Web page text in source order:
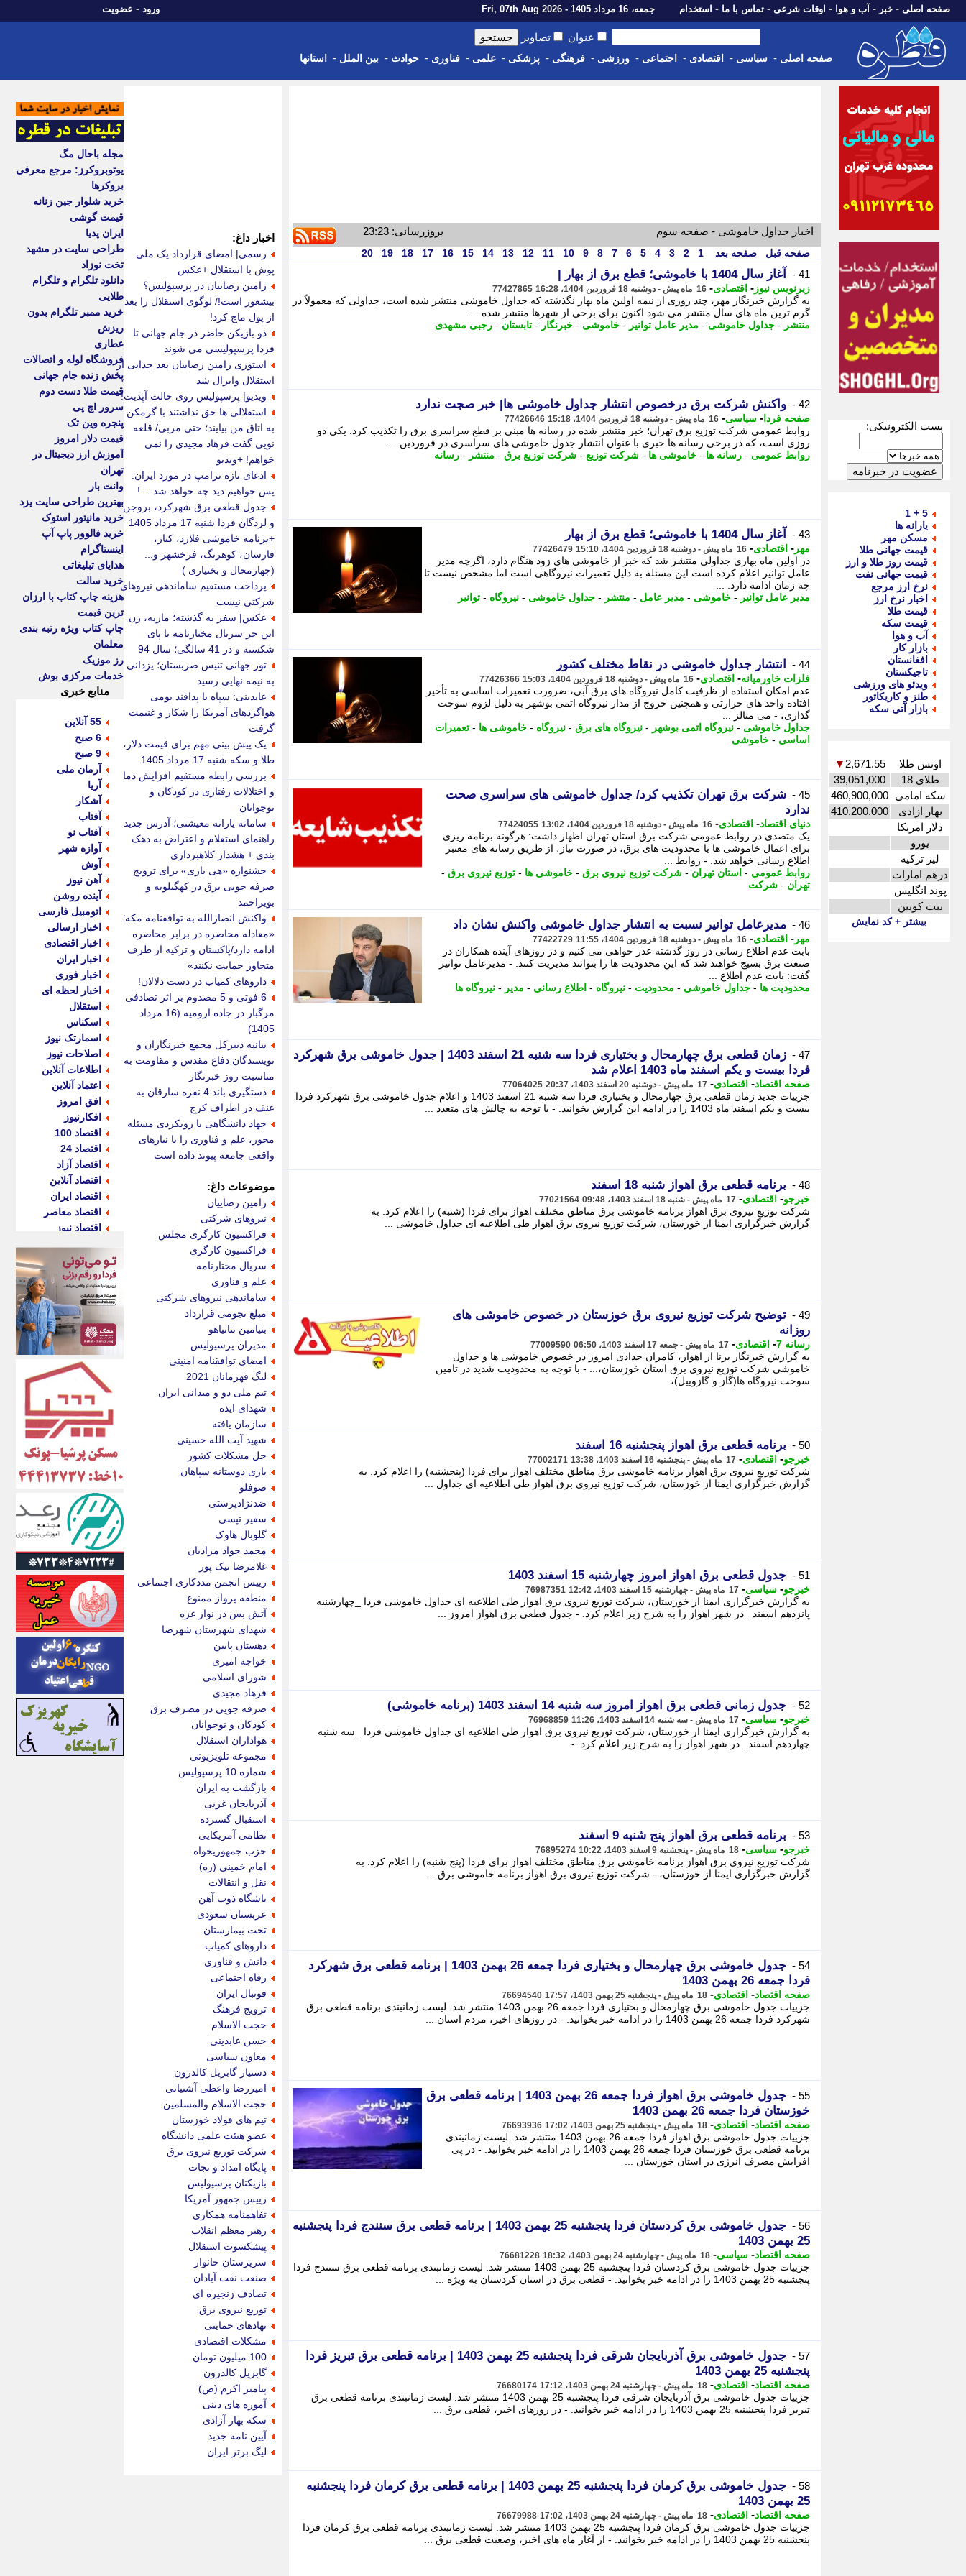
صفحه اصلی - خبر - آب و هوا - اوقات شرعی - تماس با ما - استخدام جمعه، 16 مرداد 1405 - Fri, 07th Aug 2026 ورود - عضویت
عنوان تصاویر
صفحه اصلی - سیاسی - اقتصادی - اجتماعی - ورزشی - فرهنگی - پزشکی - علمی - فناوری - حوادث - بین الملل - استانها
پست الکترونیکی:
5 + 1
یارانه ها
مسکن مهر
قیمت جهانی طلا
قیمت روز طلا و ارز
قیمت جهانی نفت
نرخ ارز مرجع
اخبار نرخ ارز
قیمت طلا
قیمت سکه
آب و هوا
بازار کار
افغانستان
تاجیکستان
ویدئو های ورزشی
طنز و کاریکاتور
بازار آتی سکه
اونس طلا 2,671.55
▼
طلای 18
39,051,000
سکه امامی 460,900,000
بهار ازادی
410,200,000
دلار امریکا
یورو
لیر ترکیه
درهم امارات
پوند انگلیس
بیت کویین
بیشتر + کد نمایش
اخبار جداول خاموشی - صفحه سوم بروزرسانی: 23:23
صفحه قبل صفحه بعد 1
2
3
4
5
6
7
8
9
10
11
12
13
14
15
16
17
18
19
20
41 - آغاز سال 1404 با خاموشی؛ قطع برق از بهار |
زیرنویس نیوز - اقتصادی- 16 ماه پیش - دوشنبه 18 فروردین 1404، 16:28 77427865
به گزارش خبرنگار مهر، چند روزی از نیمه اولین ماه بهار نگذشته که جداول خاموشی منتشر شده است، جداولی که معمولاً در
گرم ترین ماه های سال منتشر می شود اکنون برای برخی از شهرها منتشر شده ...
منتشر - جداول خاموشی - مدیر عامل توانیر - خاموشی - خبرنگار - تابستان - رجبی مشهدی
42 - واکنش شرکت برق درخصوص انتشار جداول خاموشی ها| خبر صجت ندارد
صفحه فردا - سیاسی- 16 ماه پیش - دوشنبه 18 فروردین 1404، 15:18 77426646
روابط عمومی شرکت توزیع برق تهران؛ خبر منتشر شده در رسانه ها مبنی بر قطع سراسری برق را تکذیب کرد. یکی دو
روزی است، که در برخی رسانه ها خبری با عنوان انتشار جدول خاموشی های سراسری در فروردین ...
روابط عمومی - رسانه ها - خاموشی ها - شرکت توزیع - شرکت توزیع برق - منتشر - رسانه
43 - آغاز سال 1404 با خاموشی؛ قطع برق از بهار
مهر - اقتصادی- 16 ماه پیش - دوشنبه 18 فروردین 1404، 15:10 77426479
در اولین ماه بهاری جداولی منتشر شد که خبر از خاموشی های زود هنگام دارد، اگرچه مدیر
عامل توانیر اعلام کرده است این مسئله به دلیل تعمیرات نیروگاهی است اما مشخص نیست تا
چه زمان ادامه دارد. ...
مدیر عامل توانیر - خاموشی - مدیر عامل - منتشر - جداول خاموشی - نیروگاه - توانیر
44 - انتشار جداول خاموشی در نقاط مختلف کشور
فلزات خاورمیانه- اقتصادی- 16 ماه پیش - دوشنبه 18 فروردین 1404، 15:03 77426366
عدم امکان استفاده از ظرفیت کامل نیروگاه های برق آبی، ضرورت تعمیرات اساسی به تأخیر
افتاده واحد های حرارتی و همچنین خروج از مدار نیروگاه اتمی بوشهر به دلیل لزوم سوخت
گذاری، - می متالز ...
جداول خاموشی - نیروگاه اتمی بوشهر - نیروگاه های برق - نیروگاه - خاموشی ها - تعمیرات
اساسی - خاموشی
45 -
شرکت برق تهران تکذیب کرد/ جداول خاموشی های سراسری صحت
ندارد
دنیای اقتصاد- اقتصادی- 16 ماه پیش - دوشنبه 18 فروردین 1404، 13:02 77424055
یک متصدی در روابط عمومی شرکت برق استان تهران اظهار داشت: هرگونه برنامه ریزی
برای اعمال خاموشی ها یا محدودیت های برق، در صورت نیاز، از طریق رسانه های معتبر
اطلاع رسانی خواهد شد. - روابط ...
روابط عمومی - استان تهران - شرکت توزیع نیروی برق - خاموشی ها - توزیع نیروی برق -
تهران - شرکت
46 - مدیرعامل توانیر نسبت به انتشار جداول خاموشی واکنش نشان داد
مهر - اقتصادی- 16 ماه پیش - دوشنبه 18 فروردین 1404، 11:55 77422729
بابت عدم اطلاع رسانی در روز گذشته عذر خواهی می کنیم و در روزهای آینده همکاران در
صنعت برق بسیج خواهند شد که این محدودیت ها را بتوانند مدیریت کنند. - مدیرعامل توانیر
گفت: بابت عدم اطلاع ...
محدودیت ها - جداول خاموشی - محدودیت - نیروگاه - اطلاع رسانی - مدیر - نیروگاه ها
47 -
زمان قطعی برق چهارمحال و بختیاری فردا سه شنبه 21 اسفند 1403 | جدول خاموشی برق شهرکرد
فردا بیست و یکم اسفند ماه 1403 اعلام شد
صفحه اقتصاد- اقتصادی- 17 ماه پیش - دوشنبه 20 اسفند 1403، 20:37 77064025
جزییات جدید زمان قطعی برق چهارمحال و بختیاری فردا سه شنبه 21 اسفند 1403 و اعلام جدول خاموشی برق شهرکرد فردا
بیست و یکم اسفند ماه 1403 را در ادامه این گزارش بخوانید. - با توجه به چالش های متعدد ...
48 - برنامه قطعی برق اهواز شنبه 18 اسفند
خبرجو- اقتصادی- 17 ماه پیش - شنبه 18 اسفند 1403، 09:48 77021564
شرکت توزیع نیروی برق اهواز برنامه خاموشی برق مناطق مختلف اهواز برای فردا (شنبه) را اعلام کرد. به
گزارش خبرگزاری ایمنا از خوزستان، شرکت توزیع نیروی برق اهواز طی اطلاعیه ای جداول خاموشی ...
49 -
توضیح شرکت توزیع نیروی برق خوزستان در خصوص خاموشی های
روزانه
رسانه 7 - اقتصادی- 17 ماه پیش - جمعه 17 اسفند 1403، 06:50 77009590
به گزارش خبرنگار برنا از اهواز، کامران حدادی امروز در خصوص خاموشی ها و جداول
خاموشی شرکت توزیع نیروی برق استان خوزستان،... - با توجه به محدودیت شدید در تامین
سوخت نیروگاه ها(گاز و گازوییل)،
50 - برنامه قطعی برق اهواز پنجشنبه 16 اسفند
خبرجو- اقتصادی- 17 ماه پیش - پنجشنبه 16 اسفند 1403، 13:38 77002171
شرکت توزیع نیروی برق اهواز برنامه خاموشی برق مناطق مختلف اهواز برای فردا (پنجشنبه) را اعلام کرد. به
گزارش خبرگزاری ایمنا از خوزستان، شرکت توزیع نیروی برق اهواز طی اطلاعیه ای جداول ...
51 - جدول قطعی برق اهواز امروز چهارشنبه 15 اسفند 1403
خبرجو- سیاسی- 17 ماه پیش - چهارشنبه 15 اسفند 1403، 12:42 76987351
به گزارش خبرگزاری ایمنا از خوزستان، شرکت توزیع نیروی برق اهواز طی اطلاعیه ای جداول خاموشی فردا _چهارشنبه
پانزدهم اسفند_ در شهر اهواز را به شرح زیر اعلام کرد. - جدول قطعی برق اهواز امروز ...
52 - جدول زمانی قطعی برق اهواز امروز سه شنبه 14 اسفند 1403 (برنامه خاموشی)
خبرجو- سیاسی- 17 ماه پیش - سه شنبه 14 اسفند 1403، 11:26 76968859
به گزارش خبرگزاری ایمنا از خوزستان، شرکت توزیع نیروی برق اهواز طی اطلاعیه ای جداول خاموشی فردا _سه شنبه
چهاردهم اسفند_ در شهر اهواز را به شرح زیر اعلام کرد. -
53 - برنامه قطعی برق اهواز پنج شنبه 9 اسفند
خبرجو- سیاسی- 18 ماه پیش - پنجشنبه 9 اسفند 1403، 10:22 76895274
شرکت توزیع نیروی برق اهواز برنامه خاموشی برق مناطق مختلف اهواز برای فردا (پنج شنبه) را اعلام کرد. به
گزارش خبرگزاری ایمنا از خوزستان، - شرکت توزیع نیروی برق اهواز برنامه خاموشی برق ...
54 -
جدول خاموشی برق چهارمحال و بختیاری فردا جمعه 26 بهمن 1403 | برنامه قطعی برق شهرکرد
فردا جمعه 26 بهمن 1403
صفحه اقتصاد- اقتصادی- 18 ماه پیش - پنجشنبه 25 بهمن 1403، 17:57 76694540
جزییات جدول خاموشی برق چهارمحال و بختیاری فردا جمعه 26 بهمن 1403 منتشر شد. لیست زمانبندی برنامه قطعی برق
شهرکرد فردا جمعه 26 بهمن 1403 را در ادامه خبر بخوانید. - در روزهای اخیر، مردم استان ...
55 -
جدول خاموشی برق اهواز فردا جمعه 26 بهمن 1403 | برنامه قطعی برق
خوزستان فردا جمعه 26 بهمن 1403
صفحه اقتصاد- اقتصادی- 18 ماه پیش - پنجشنبه 25 بهمن 1403، 17:02 76693936
جزییات جدول خاموشی برق اهواز فردا جمعه 26 بهمن 1403 منتشر شد. لیست زمانبندی
برنامه قطعی برق خوزستان فردا جمعه 26 بهمن 1403 را در ادامه خبر بخوانید. - در پی
افزایش مصرف انرژی در استان خوزستان ...
56 -
جدول خاموشی برق کردستان فردا پنجشنبه 25 بهمن 1403 | برنامه قطعی برق سنندج فردا پنجشنبه
25 بهمن 1403
صفحه اقتصاد- سیاسی- 18 ماه پیش - چهارشنبه 24 بهمن 1403، 18:32 76681228
جزییات جدول خاموشی برق کردستان فردا پنجشنبه 25 بهمن 1403 منتشر شد. لیست زمانبندی برنامه قطعی برق سنندج فردا
پنجشنبه 25 بهمن 1403 را در ادامه خبر بخوانید. - قطعی برق در استان کردستان به ویژه ...
57 -
جدول خاموشی برق آذربایجان شرقی فردا پنجشنبه 25 بهمن 1403 | برنامه قطعی برق تبریز فردا
پنجشنبه 25 بهمن 1403
صفحه اقتصاد- اقتصادی- 18 ماه پیش - چهارشنبه 24 بهمن 1403، 17:12 76680174
جزییات جدول خاموشی برق آذربایجان شرقی فردا پنجشنبه 25 بهمن 1403 منتشر شد. لیست زمانبندی برنامه قطعی برق
تبریز فردا پنجشنبه 25 بهمن 1403 را در ادامه خبر بخوانید. - در روزهای اخیر، قطعی برق ...
58 -
جدول خاموشی برق کرمان فردا پنجشنبه 25 بهمن 1403 | برنامه قطعی برق کرمان فردا پنجشنبه
25 بهمن 1403
صفحه اقتصاد- اقتصادی- 18 ماه پیش - چهارشنبه 24 بهمن 1403، 17:02 76679988
جزییات جدول خاموشی برق کرمان فردا پنجشنبه 25 بهمن 1403 منتشر شد. لیست زمانبندی برنامه قطعی برق کرمان فردا
پنجشنبه 25 بهمن 1403 را در ادامه خبر بخوانید. - از آغاز ماه های اخیر، وضعیت قطعی برق ...
اخبار داغ:
رسمی| امضای قرارداد یک ملی
پوش با استقلال +عکس
رامین رضاییان در پرسپولیس؟
بیشعور است!/ لوگوی استقلال را بعد
از پول ماچ کرد!
دو بازیکن حاضر در جام جهانی تا
فردا پرسپولیسی می شوند
استوری رامین رضاییان بعد جدایی از
استقلال وایرال شد
ویدیو| پرسپولیس روی حالت آپدیت!
استقلالی ها حق نداشتند با گرمکن
به اتاق من بیایند؛ حتی مربی/ قلعه
نویی گفت فرهاد مجیدی را نمی
خواهم! +ویدیو
ادعای تازه ترامپ در مورد ایران:
پس خواهیم دید چه خواهد شد …!
جدول قطعی برق شهرکرد، بروجن
و لردگان فردا شنبه 17 مرداد 1405
+برنامه خاموشی فلارد، کیار،
فارسان، کوهرنگ، فرخشهر و...
(چهارمحال و بختیاری )
پرداخت مستقیم ساماندهی نیروهای
شرکتی نیست
عکس| سفر به گذشته؛ ماریه، زن
ابن حر سریال مختارنامه با پای
شکسته و در 41 سالگی؛ سال 94
تور جهانی تنیس صربستان؛ یزدانی
به نیمه نهایی رسید
عابدینی: سپاه با پدافند بومی
هواگردهای آمریکا را شکار و غنیمت
گرفت
یک پیش بینی مهم برای قیمت دلار،
طلا و سکه شنبه 17 مرداد 1405
بررسی رابطه مستقیم افزایش دما
و اختلالات رفتاری در کودکان و
نوجوانان
سامانه یارانه معیشتی؛ آدرس جدید،
راهنمای استعلام و اعتراض به دهک
بندی + هشدار کلاهبرداری
جشنواره «هی یاری» برای ترویج
صرفه جویی برق در کهگیلویه و
بویراحمد
واکنش انصارالله به توافقنامه مکه؛
«معادله محاصره در برابر محاصره
ادامه دارد/پاکستان و ترکیه از طرف
متجاوز حمایت نکنند»
داروهای کمیاب در دست دلالان!
6 فوتی و 5 مصدوم بر اثر تصادفی
مرگبار در جاده ارومیه (16 مرداد
1405)
بیانیه دبیرکل مجمع خبرنگاران و
نویسندگان دفاع مقدس و مقاومت به
مناسبت روز خبرنگار
دستگیری باند 4 نفره سارقان به
عنف در اطراف کرج
جهاد دانشگاهی با رویکردی مسئله
محور، علم و فناوری را با نیازهای
واقعی جامعه پیوند داده است
موضوعات داغ:
رامین رضاییان
نیروهای شرکتی
فراکسیون کارگری مجلس
فراکسیون کارگری
سریال مختارنامه
علم و فناوری
ساماندهی نیروهای شرکتی
مبلغ نجومی قرارداد
بنیامین نتانیاهو
مدیران پرسپولیس
امضای توافقنامه امنیتی
لیگ قهرمانان 2021
تیم ملی دو و میدانی ایران
شهدای ایذه
سازمان یافته
شهید آیت الله حسینی
حل مشکلات کشور
بازی دوستانه سپاهان
صوفلو
ضدنژادپرستی
سفیر تپسی
گلوبال هاوک
محمد جواد مرادیان
غلامرضا نیک پور
رییس انجمن مددکاری اجتماعی
منطقه پرواز ممنوع
آتش بس در نوار غزه
شهدای شهرستان شهرضا
دهستان پایین
خواجه امیری
شورای اسلامی
فرهاد مجیدی
صرفه جویی در مصرف برق
کودکان و نوجوانان
هواداران استقلال
مجموعه تلویزیونی
شماره 10 پرسپولیس
بازگشت به ایران
آذربایجان غربی
استقبال گسترده
نظامی آمریکایی
حزب جمهوریخواه
امام خمینی (ره)
نقل و انتقالات
باشگاه ذوب آهن
عربستان سعودی
تخت بیمارستان
داروهای کمیاب
دانش و فناوری
رفاه اجتماعی
فوتبال ایران
ترویج فرهنگ
حجت الاسلام
حسن عابدینی
معاون سیاسی
دستیار گابریل کالدرون
امیررضا واعظی آشتیانی
حجت الاسلام والمسلمین
تیم های فولاد خوزستان
عضو هیئت علمی دانشگاه
شرکت توزیع نیروی برق
پایگاه امداد و نجات
بازیکنان پرسپولیس
رییس جمهور آمریکا
تفاهمنامه همکاری
رهبر معظم انقلاب
پیشکسوت استقلال
سرپرستان خانوار
صنعت نفت آبادان
تصادف زنجیره ای
توزیع نیروی برق
نهادهای حمایتی
مشکلات اقتصادی
100 میلیون تومان
گابریل کالدرون
پیامبر اکرم (ص)
آموزه های دینی
سکه بهار آزادی
آیین نامه جدید
لیگ برتر ایران
مجله باحال مگ
یوتوبروکرز: مرجع معرفی
بروکرها
خرید شلوار جین زنانه
قیمت گوشی
ایران پدیا
طراحی سایت در مشهد
تخت نوزاد
دانلود تلگرام و تلگرام
طلایی
خرید ممبر تلگرام بدون
ریزش
عطاری
فروشگاه لوله و اتصالات
پخش زنده جام جهانی
قیمت طلا دست دوم
سرور اچ پی
پنجره وین تک
قیمت دلار امروز
آموزش ارز دیجیتال در
تهران
وانت بار
بهترین طراحی سایت یزد
خرید مانیتور استوک
خرید فالوور پاپ آپ
اینستاگرام
هدایای تبلیغاتی
خرید سالت
هزینه چاپ کتاب با ارزان
ترین قیمت
چاپ کتاب ویژه رتبه بندی
معلمان
رز موزیک
خدمات مرکزی بوش
منابع خبری
55 آنلاین
6 صبح
9 صبح
آرمان ملی
آریا
آشکار
آفتاب
آفتاب نو
آوازه شهر
آوش
آهن نیوز
آینده روشن
اتومبیل فارسی
اخبار ارسالی
اخبار اقتصادی
اخبار ایران
اخبار فوری
اخبار لحظه ای
استقلال
اسکناس
اسمارتک نیوز
اصلاحات نیوز
اطلاعات آنلاین
اعتماد آنلاین
افق امروز
افکارنیوز
اقتصاد 100
اقتصاد 24
اقتصاد آزاد
اقتصاد آنلاین
اقتصاد ایران
اقتصاد معاصر
اقتصاد نیوز
اکوفارس
اکونگار
اکونیوز
الف
انتشار آنلاین
اندیشه قرن
اندیشه معاصر
اندیشه ها
انرژی پرس
ای استخدام
ایتنا
ایراف
ایران آرت
ایران آنلاین
ایران زندگی
ایران فوری
ایرانی روز
ایرانیتال
ایرنا
ایسکانیوز
ایسنا
ایکنا
ایلنا
اینتیتر
ایونا نیوز
بازتاب آنلاین
باشگاه خبرنگاران
باغستان نیوز
بامبوک
ببین و بخون
بدینسان
بنکر